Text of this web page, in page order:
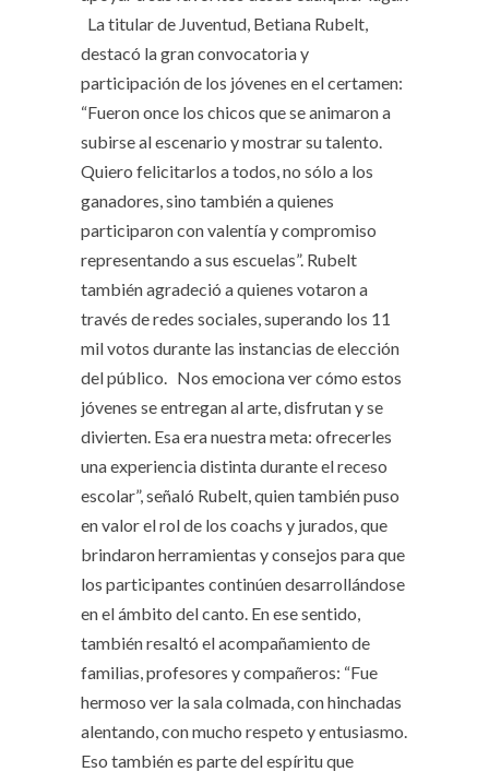
La titular de Juventud, Betiana Rubelt,
destacó la gran convocatoria y
participación de los jóvenes en el certamen:
“Fueron once los chicos que se animaron a
subirse al escenario y mostrar su talento.
Quiero felicitarlos a todos, no sólo a los
ganadores, sino también a quienes
participaron con valentía y compromiso
representando a sus escuelas”. Rubelt
también agradeció a quienes votaron a
través de redes sociales, superando los 11
mil votos durante las instancias de elección
del público. Nos emociona ver cómo estos
jóvenes se entregan al arte, disfrutan y se
divierten. Esa era nuestra meta: ofrecerles
una experiencia distinta durante el receso
escolar”, señaló Rubelt, quien también puso
en valor el rol de los coachs y jurados, que
brindaron herramientas y consejos para que
los participantes continúen desarrollándose
en el ámbito del canto. En ese sentido,
también resaltó el acompañamiento de
familias, profesores y compañeros: “Fue
hermoso ver la sala colmada, con hinchadas
alentando, con mucho respeto y entusiasmo.
Eso también es parte del espíritu que